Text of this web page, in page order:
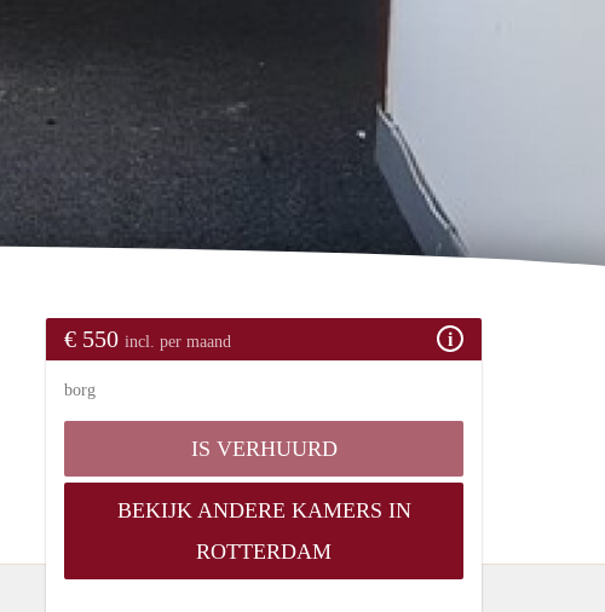
€ 550 incl. per maand
borg
IS VERHUURD
BEKIJK ANDERE KAMERS IN
ROTTERDAM